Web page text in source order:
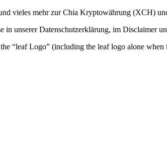
vieles mehr zur Chia Kryptowährung (XCH)
unserer Datenschutzerklärung, im Disclaimer
Logo” (including the leaf logo alone when it